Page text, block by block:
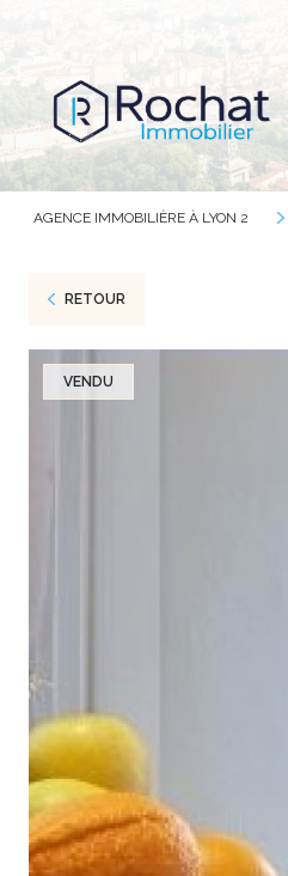
AGENCE IMMOBILIÈRE À LYON 2
RETOUR
VENDU